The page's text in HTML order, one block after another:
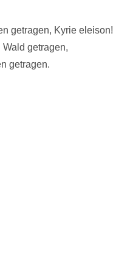
getragen, Kyrie eleison!
getragen,
getragen.